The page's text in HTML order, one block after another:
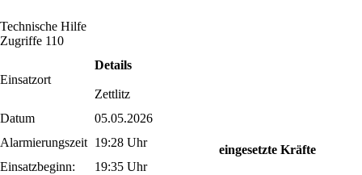
Technische Hilfe
Zugriffe 110
Einsatzort
Details
Zettlitz
Datum
05.05.2026
Alarmierungszeit 19:28 Uhr
Einsatzbeginn:
19:35 Uhr
eingesetzte Kräfte